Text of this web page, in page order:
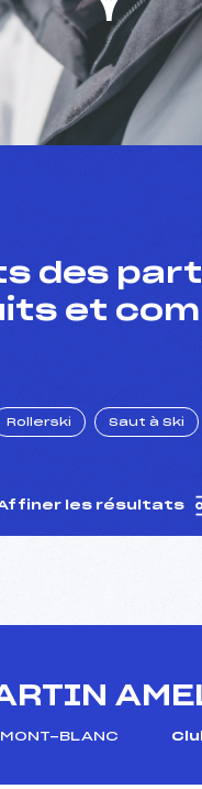
des
et
Rollerski Saut à Ski
les résultats
BLANC